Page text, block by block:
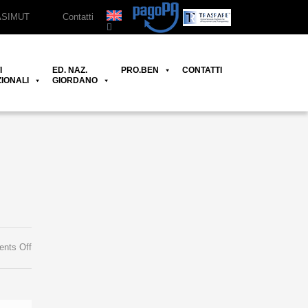
Contatti
ED. NAZ.
GIORDANO
PRO.BEN CONTATTI
Offon